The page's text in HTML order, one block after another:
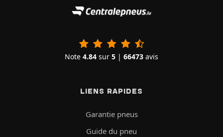
Note 4.84 sur 5 | 66473 avis
LIENS RAPIDES
Garantie pneus
Guide du pneu